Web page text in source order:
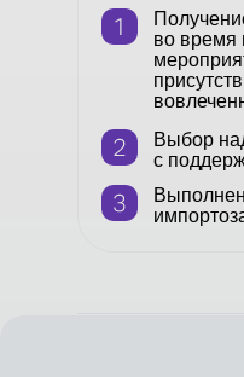
во время
Выбор
с